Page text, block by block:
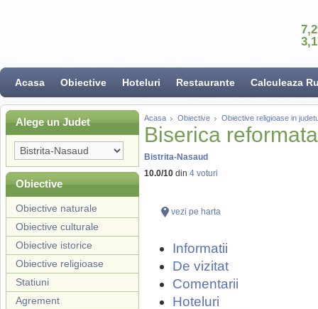
Acasa Obiective Hoteluri Restaurante Calculeaza
Alege un Judet
Obiective
Obiective naturale
Obiective culturale
Obiective istorice
Obiective religioase
Statiuni
Agrement
Acasa Obiective Obiective religioase in
Biserica
Bistrita-Nasaud
10.0/10 din 4 voturi
vezi pe harta
Informatii
De vizitat
Comentarii
Hoteluri